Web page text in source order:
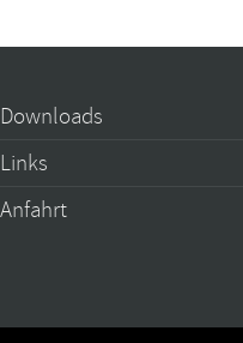
Downloads
Links
Anfahrt